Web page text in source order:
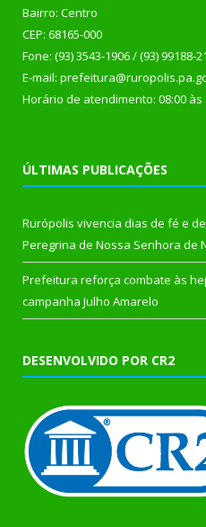
Bairro: Centro
CEP: 68165-000
Fone: (93) 3543-1906 / (93) 99188-
E-mail:
Horário de atendimento: 08:00 às
ÚLTIMAS PUBLICAÇÕES
Rurópolis vivencia dias de fé e
Peregrina de Nossa Senhora de
Prefeitura reforça combate às
campanha Julho Amarelo
DESENVOLVIDO POR CR2